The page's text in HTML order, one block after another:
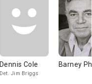
Dennis Cole
Det. Jim Briggs
Barney